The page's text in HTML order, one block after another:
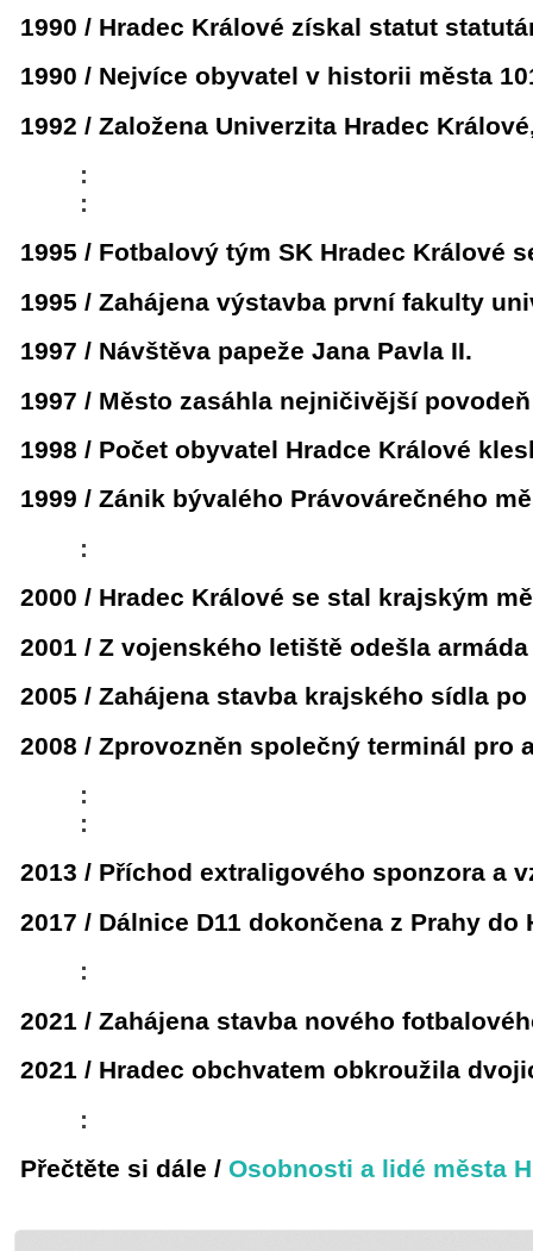
1990 / Hradec Králové získal statut
1990 / Nejvíce obyvatel v historii města
1992 / Založena Univerzita Hradec
:
:
1995 / Fotbalový tým SK Hradec Králové
1995 / Zahájena výstavba první fakulty
1997 / Návštěva papeže Jana Pavla II.
1997 / Město zasáhla nejničivější
1998 / Počet obyvatel Hradce Králové
1999 / Zánik bývalého Právovárečného
:
2000 / Hradec Králové se stal krajským
2001 / Z vojenského letiště odešla armáda
2005 / Zahájena stavba krajského sídla
2008 / Zprovozněn společný terminál
:
:
2013 / Příchod extraligového sponzora a
2017 / Dálnice D11 dokončena z Prahy do
:
2021 / Zahájena stavba nového
2021 / Hradec obchvatem obkroužila
:
Přečtěte si dále / Osobnosti a lidé města